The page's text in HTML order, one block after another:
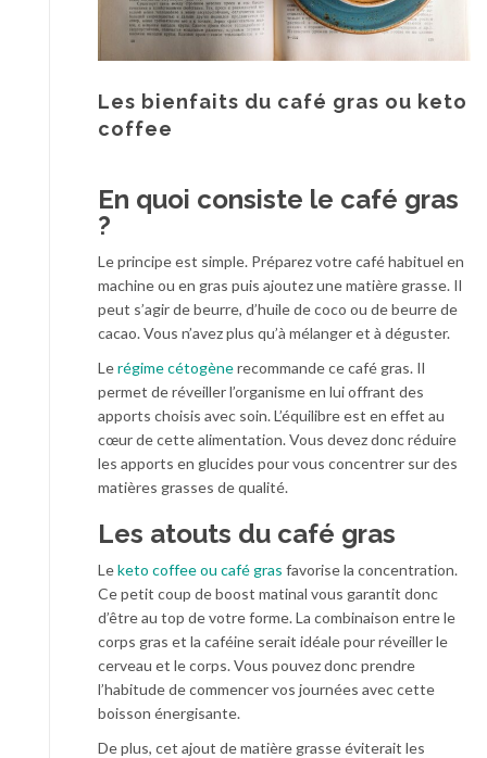
Les bienfaits du café gras ou keto
coffee
En quoi consiste le café gras
?
Le principe est simple. Préparez votre café habituel en
machine ou en gras puis ajoutez une matière grasse. Il
peut s’agir de beurre, d’huile de coco ou de beurre de
cacao. Vous n’avez plus qu’à mélanger et à déguster.
Lerégime cétogènerecommande ce café gras. Il
permet de réveiller l’organisme en lui offrant des
apports choisis avec soin. L’équilibre est en effet au
cœur de cette alimentation. Vous devez donc réduire
les apports en glucides pour vous concentrer sur des
matières grasses de qualité.
Les atouts du café gras
Leketo coffee ou café gras favorise la concentration.
Ce petit coup de boost matinal vous garantit donc
d’être au top de votre forme. La combinaison entre le
corps gras et la caféine serait idéale pour réveiller le
cerveau et le corps. Vous pouvez donc prendre
l’habitude de commencer vos journées avec cette
boisson énergisante.
De plus, cet ajout de matière grasse éviterait les